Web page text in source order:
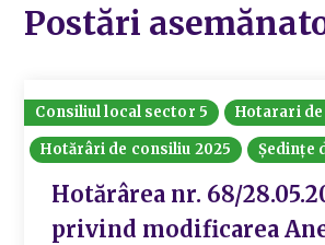
Postări
Consiliul local sector 5
Hotarari
Hotărâri de consiliu 2025
Ședințe
Hotărârea nr. 68/
privind modificarea